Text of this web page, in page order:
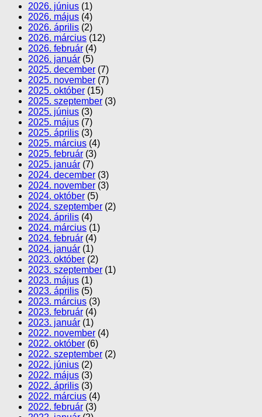
2026. június (1)
2026. május (4)
2026. április (2)
2026. március (12)
2026. február (4)
2026. január (5)
2025. december (7)
2025. november (7)
2025. október (15)
2025. szeptember (3)
2025. június (3)
2025. május (7)
2025. április (3)
2025. március (4)
2025. február (3)
2025. január (7)
2024. december (3)
2024. november (3)
2024. október (5)
2024. szeptember (2)
2024. április (4)
2024. március (1)
2024. február (4)
2024. január (1)
2023. október (2)
2023. szeptember (1)
2023. május (1)
2023. április (5)
2023. március (3)
2023. február (4)
2023. január (1)
2022. november (4)
2022. október (6)
2022. szeptember (2)
2022. június (2)
2022. május (3)
2022. április (3)
2022. március (4)
2022. február (3)